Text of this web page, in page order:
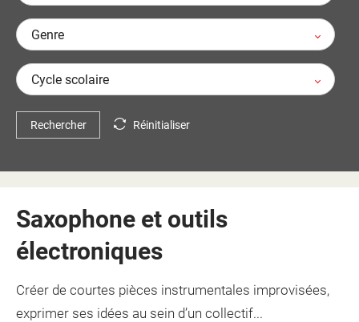
Genre
Cycle scolaire
Saxophone et outils
électroniques
Créer de courtes pièces instrumentales improvisées,
exprimer ses idées au sein d’un collectif...